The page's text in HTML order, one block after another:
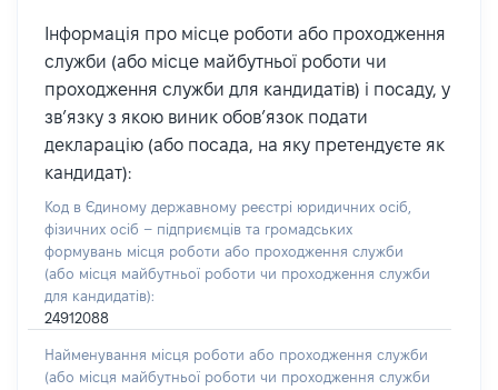
Інформація про місце роботи або проходження
служби (або місце майбутньої роботи чи
проходження служби для кандидатів) і посаду, у
зв’язку з якою виник обов’язок подати
декларацію (або посада, на яку претендуєте як
кандидат):
Код в Єдиному державному реєстрі юридичних осіб,
фізичних осіб – підприємців та громадських
формувань місця роботи або проходження служби
(або місця майбутньої роботи чи проходження служби
для кандидатів):
24912088
Найменування місця роботи або проходження служби
(або місця майбутньої роботи чи проходження служби